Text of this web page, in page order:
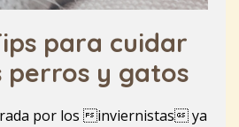
para cuidar
perros y gatos
por los inviernistas ya